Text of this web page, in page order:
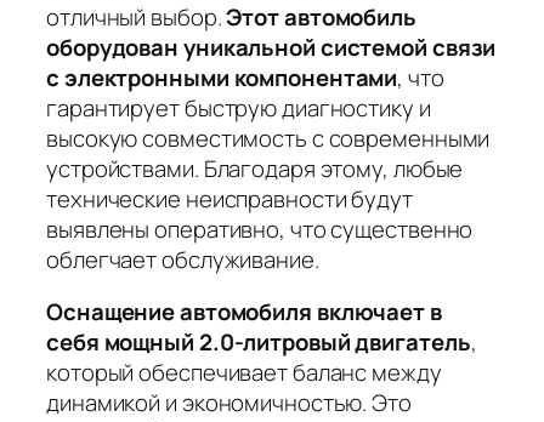
отличный выбор.Этот автомобиль
оборудован уникальной системой связи
с электронными компонентами, что
гарантирует быструю диагностику и
высокую совместимость с современными
устройствами. Благодаря этому, любые
технические неисправности будут
выявлены оперативно, что существенно
облегчает обслуживание.
Оснащение автомобиля включает в
себя мощный 2.0-литровый двигатель,
который обеспечивает баланс между
динамикой и экономичностью. Это